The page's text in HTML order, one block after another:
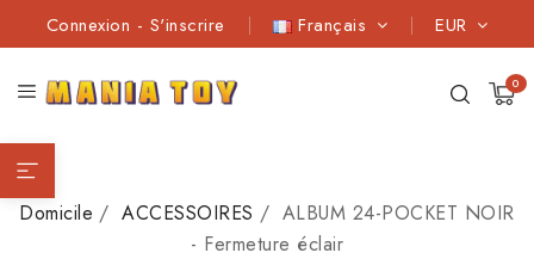
EUR
Français
Connexion - S'inscrire
0
Domicile ACCESSOIRES
ALBUM 24-POCKET NOIR
- Fermeture éclair